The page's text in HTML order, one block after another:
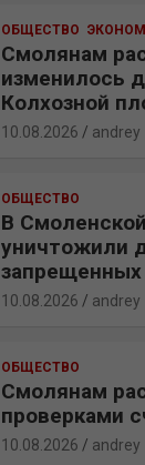
ОБЩЕСТВО
Смолянам
изменилось
Колхозной
10.08.2026 andrey
ОБЩЕСТВО
В
уничтожили
запрещенных
10.08.2026 andrey
ОБЩЕСТВО
Смолянам
проверками
10.08.2026 andrey